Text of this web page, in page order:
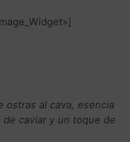
ostras al cava, esencia
caviar y un toque de